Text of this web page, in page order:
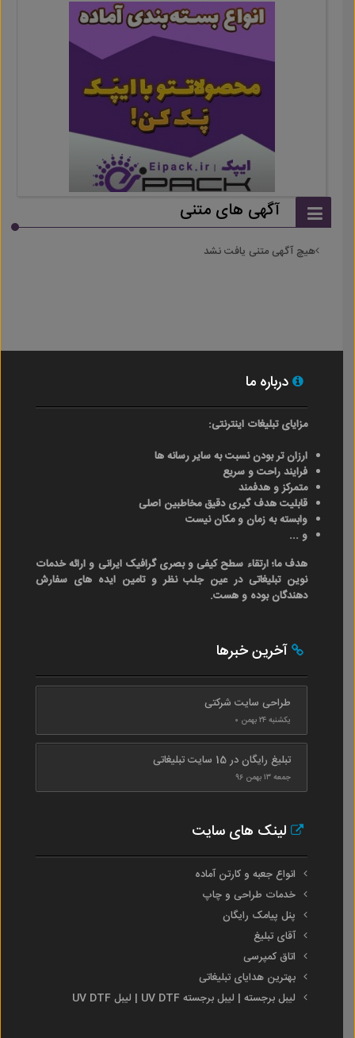
آگهی های متنی
هیچ آگهی متنی یافت نشد
درباره ما
مزایای تبلیغات اینترنتی:
ارزان تر بودن نسبت به سایر رسانه ها
فرایند راحت و سریع
متمرکز و هدفمند
قابلیت هدف گیری دقیق مخاطبین اصلی
وابسته به زمان و مکان نیست
و ...
هدف ما؛ ارتقاء سطح کیفی و بصری گرافیک ایرانی و ارائه خدمات
نوین تبلیغاتی در عین جلب نظر و تامین ایده های سفارش
دهندگان بوده و هست.
آخرین خبرها
طراحی سایت شرکتی
یکشنبه ۲۴ بهمن ۰
تبلیغ رایگان در 15 سایت تبلیغاتی
جمعه ۱۳ بهمن ۹۶
لینک های سایت
انواع جعبه و کارتن آماده
خدمات طراحی و چاپ
پنل پیامک رایگان
آقای تبلیغ
اتاق کمپرسی
بهترین هدایای تبلیغاتی
لیبل برجسته | لیبل برجسته UV DTF | لیبل UV DTF